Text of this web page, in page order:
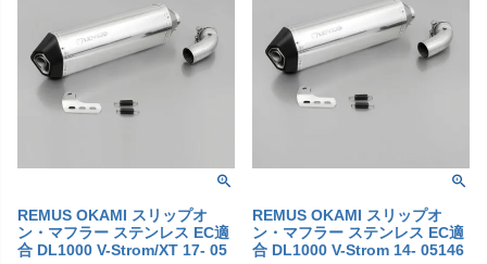
REMUS OKAMI スリップオ
ン・マフラー ステンレス EC適
合 DL1000 V-Strom/XT 17- 05
REMUS OKAMI スリップオ
ン・マフラー ステンレス EC適
合 DL1000 V-Strom 14- 05146